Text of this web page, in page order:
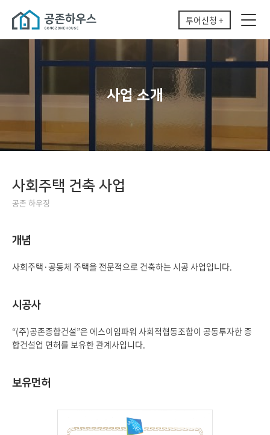
투어신청 +
사업 소개
사회주택 건축 사업
공존 하우징
개념
사회주택·공동체 주택을 전문적으로 건축하는 시공 사업입니다.
시공사
“(주)공존종합건설”은 에스이임파워 사회적협동조합이 공동투자한 종
합건설업 면허를 보유한 관계사입니다.
보유먼허